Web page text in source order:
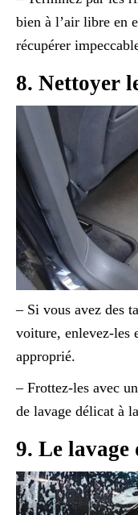
bien à l’air libre en
récupérer
8. Nettoyer
– Si vous avez des
voiture, enlevez-les
approprié.
– Frottez-les avec
de lavage délicat à
9. Le lavage